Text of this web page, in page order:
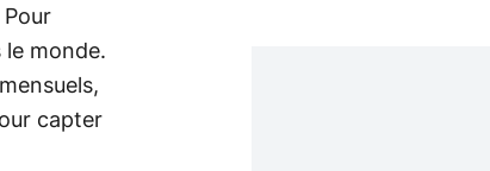
le monde.
capter